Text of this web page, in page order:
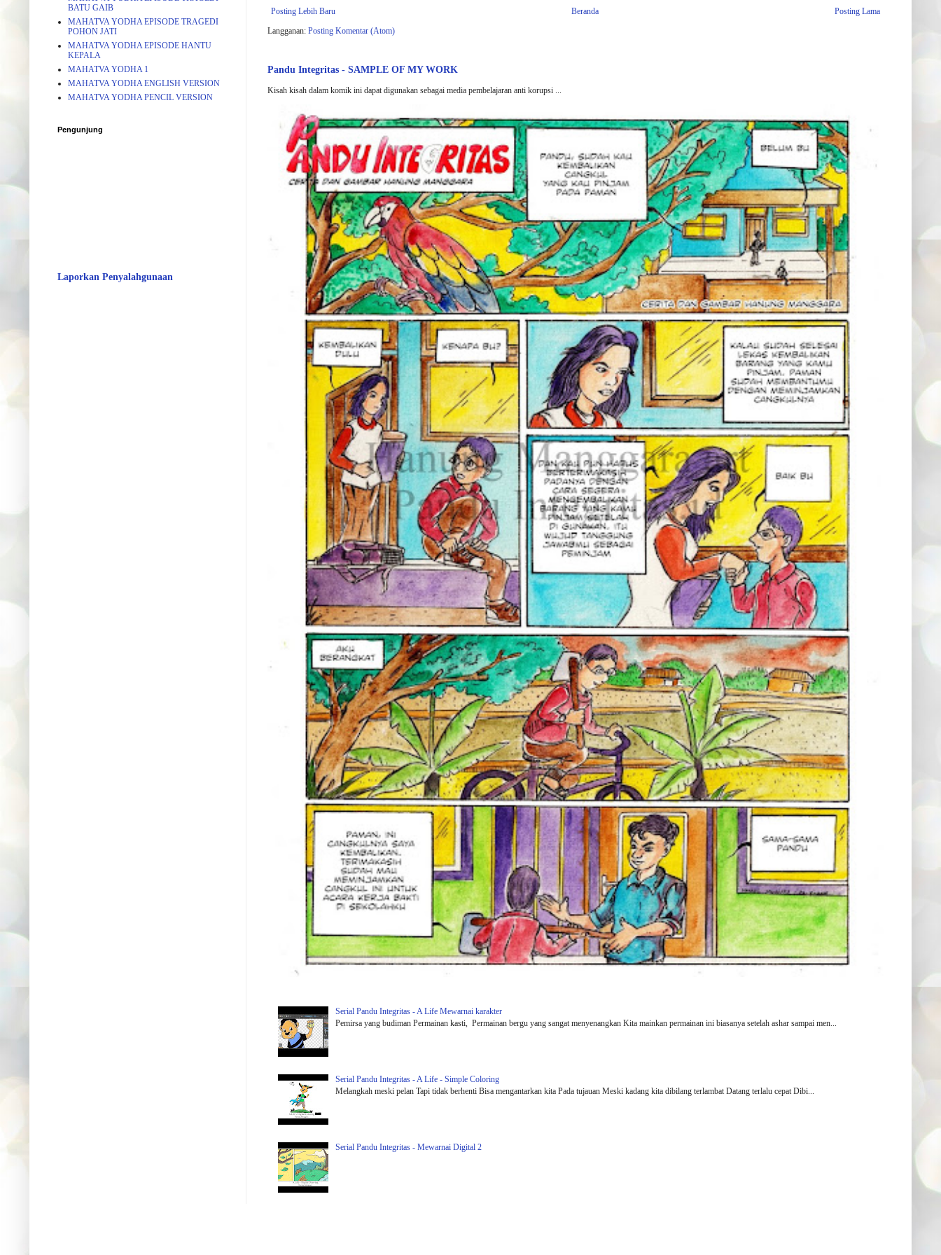
Posting Lebih Baru Posting Lama
Beranda
Langganan: Posting Komentar (Atom)
Pandu Integritas - SAMPLE OF MY WORK
Kisah kisah dalam komik ini dapat digunakan sebagai media pembelajaran anti korupsi ...
Serial Pandu Integritas - A Life Mewarnai karakter
Pemirsa yang budiman Permainan kasti, Permainan bergu yang sangat menyenangkan Kita mainkan permainan ini biasanya setelah ashar sampai men...
Serial Pandu Integritas - A Life - Simple Coloring
Melangkah meski pelan Tapi tidak berhenti Bisa mengantarkan kita Pada tujauan Meski kadang kita dibilang terlambat Datang terlalu cepat Dibi...
Serial Pandu Integritas - Mewarnai Digital 2
BATU GAIB
MAHATVA YODHA EPISODE TRAGEDI
POHON JATI
MAHATVA YODHA EPISODE HANTU
KEPALA
MAHATVA YODHA 1
MAHATVA YODHA ENGLISH VERSION
MAHATVA YODHA PENCIL VERSION
Pengunjung
Laporkan Penyalahgunaan